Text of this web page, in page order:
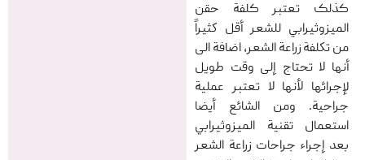
کذلک تعتبر کلفة حقن
الميزوثيرابي للشعر أقل كثيراً
من تكلفة زراعة الشعر، اضافة الی
أنها لا تحتاج إلى وقت طويل
لإجرائها ﻷنها لا تعتبر عملية
جراحية. ومن الشائع أيضا
استعمال تقنية الميزوثيرابي
بعد إجراء جراحات زراعة الشعر